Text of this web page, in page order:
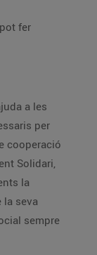
fer
a les
per
cooperació
Solidari,
la
la seva
sempre